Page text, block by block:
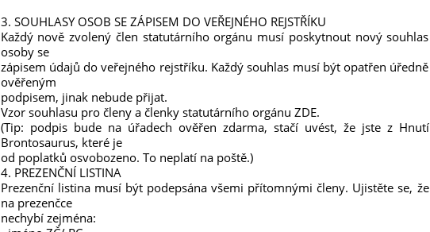
3. SOUHLASY OSOB SE ZÁPISEM DO VEŘEJNÉHO REJSTŘÍKU
Každý nově zvolený člen statutárního orgánu musí poskytnout nový souhlas
osoby se
zápisem údajů do veřejného rejstříku. Každý souhlas musí být opatřen úředně
ověřeným
podpisem, jinak nebude přijat.
Vzor souhlasu pro členy a členky statutárního orgánu ZDE.
(Tip: podpis bude na úřadech ověřen zdarma, stačí uvést, že jste z Hnutí
Brontosaurus, které je
od poplatků osvobozeno. To neplatí na poště.)
4. PREZENČNÍ LISTINA
Prezenční listina musí být podepsána všemi přítomnými členy. Ujistěte se, že
na prezenčce
nechybí zejména: